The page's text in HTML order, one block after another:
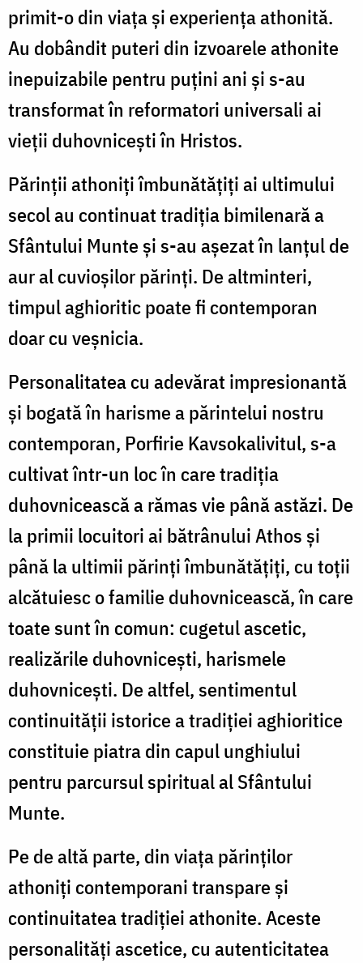
primit-o din viața și experiența athonită.
Au dobândit puteri din izvoarele athonite
inepuizabile pentru puțini ani și s-au
transformat în reformatori universali ai
vieții duhovnicești în Hristos.
Părinții athoniți îmbunătățiți ai ultimului
secol au continuat tradiția bimilenară a
Sfântului Munte și s-au așezat în lanțul de
aur al cuvioșilor părinți. De altminteri,
timpul aghioritic poate fi contemporan
doar cu veșnicia.
Personalitatea cu adevărat impresionantă
și bogată în harisme a părintelui nostru
contemporan, Porfirie Kavsokalivitul, s-a
cultivat într-un loc în care tradiția
duhovnicească a rămas vie până astăzi. De
la primii locuitori ai bătrânului Athos și
până la ultimii părinți îmbunătățiți, cu toții
alcătuiesc o familie duhovnicească, în care
toate sunt în comun: cugetul ascetic,
realizările duhovnicești, harismele
duhovnicești. De altfel, sentimentul
continuității istorice a tradiției aghioritice
constituie piatra din capul unghiului
pentru parcursul spiritual al Sfântului
Munte.
Pe de altă parte, din viața părinților
athoniți contemporani transpare și
continuitatea tradiției athonite. Aceste
personalități ascetice, cu autenticitatea